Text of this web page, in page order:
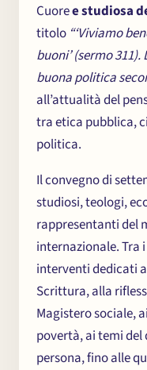
Cuoree studiosa
titolo “‘Viviamo
buoni’ (sermo
buona politica
all’attualità del
tra etica pubblica,
politica.
Il convegno di
studiosi, teologi,
rappresentanti del
internazionale.
interventi dedicati
Scrittura, alla
Magistero sociale,
povertà, ai temi
persona, fino alle